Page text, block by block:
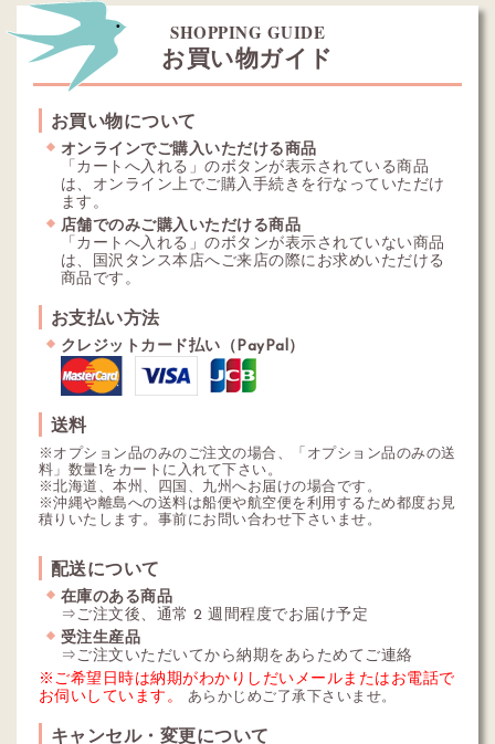
SHOPPING GUIDE
お買い物ガイド
お買い物について
オンラインでご購入いただける商品
「カートへ入れる」のボタンが表示されている商品
は、オンライン上でご購入手続きを行なっていただけ
ます。
店舗でのみご購入いただける商品
「カートへ入れる」のボタンが表示されていない商品
は、国沢タンス本店へご来店の際にお求めいただける
商品です。
お支払い方法
クレジットカード払い（PayPal）
送料
※オプション品のみのご注文の場合、「オプション品のみの送
料」数量1をカートに入れて下さい。
※北海道、本州、四国、九州へお届けの場合です。
※沖縄や離島への送料は船便や航空便を利用するため都度お見
積りいたします。事前にお問い合わせ下さいませ。
配送について
在庫のある商品
⇒ご注文後、通常 2 週間程度でお届け予定
受注生産品
⇒ご注文いただいてから納期をあらためてご連絡
※ご希望日時は納期がわかりしだいメールまたはお電話で
お伺いしています。
あらかじめご了承下さいませ。
キャンセル・変更について